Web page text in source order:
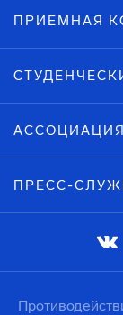
ПРИЕМНАЯ
ПРЕСС-